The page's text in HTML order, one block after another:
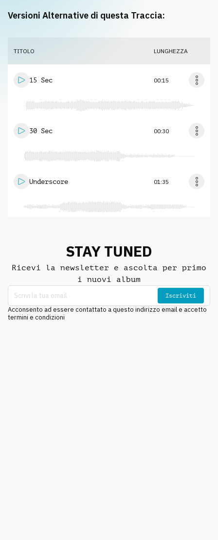
Versioni Alternative di questa Traccia:
TITOLO LUNGHEZZA
15 Sec 00:15
30 Sec 00:30
Underscore 01:35
STAY TUNED
Ricevi la newsletter e ascolta per primo
i nuovi album
Iscriviti
Acconsento ad essere contattato a questo indirizzo email e accetto
termini e condizioni